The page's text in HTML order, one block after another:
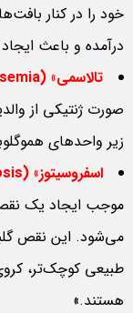
خود را در کنار
درآمده و باعث
تالاسمی» (Thalassemia):
صورت ژنتیکی از
زیر واحدهای
اسفروسیتوز» (Spherocytosis):
موجب ایجاد یک
می‌شود. این نقص
طبیعی کوچک‌تر،
هستند.»